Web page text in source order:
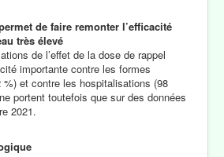
de faire remonter l’efficacité
très élevé
de l’effet de la dose de rappel
importante contre les formes
et contre les hospitalisations (98
portent toutefois que sur des données
2021.